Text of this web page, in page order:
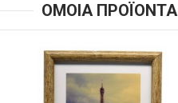
ΟΜΟΙΑ ΠΡΟΪΟΝΤΑ